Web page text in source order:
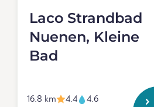
Laco Strandbad
Nuenen, Kleine
Bad
16.8 km 4.4 4.6